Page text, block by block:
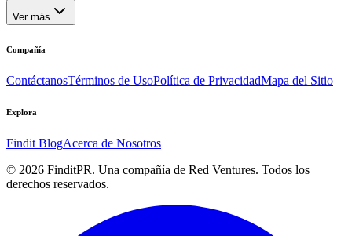
Ver más
Compañía
ContáctanosTérminos de UsoPolítica de PrivacidadMapa del Sitio
Explora
Findit BlogAcerca de Nosotros
© 2026 FinditPR. Una compañía de Red Ventures. Todos los
derechos reservados.